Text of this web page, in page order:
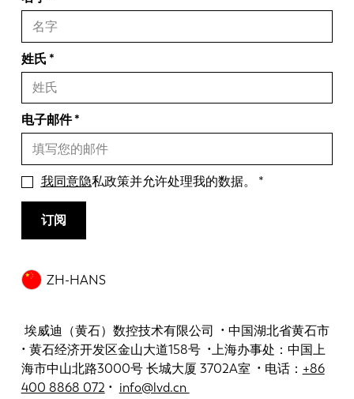
ZH-HANS
埃威迪（黄石）数控技术有限公司 • 中国湖北省黄石市
• 黄石经济开发区金山大道158号 •上海办事处：中国上
海市中山北路3000号 长城大厦 3702A室 • 电话： +86
400 8868 072 • info@lvd.cn
姓氏
电子邮件
我同意隐私政策并允许处理我的数据。
订阅